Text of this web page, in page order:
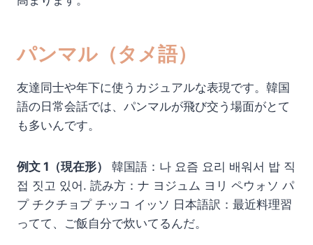
パンマル（タメ語）
友達同士や年下に使うカジュアルな表現です。韓国
語の日常会話では、パンマルが飛び交う場面がとて
も多いんです。
例文 1（現在形）
韓国語：나 요즘 요리 배워서 밥 직
접 짓고 있어. 読み方：ナ ヨジュム ヨリ ペウォソ パ
プ チクチョプ チッコ イッソ 日本語訳：最近料理習
ってて、ご飯自分で炊いてるんだ。